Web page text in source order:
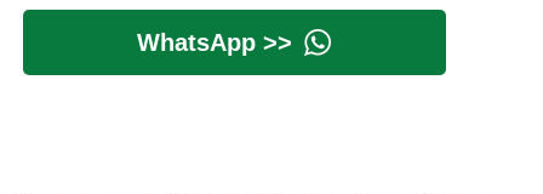
WhatsApp >>